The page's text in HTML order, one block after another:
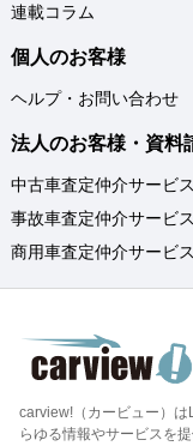
連載コラム
個人のお客様
ヘルプ・お問い合わせ
法人のお客様・資料
中古車査定仲介サービス
事故車査定仲介サービス
商用車査定仲介サービス
carview!（カービュー）
らゆる情報やサービスを